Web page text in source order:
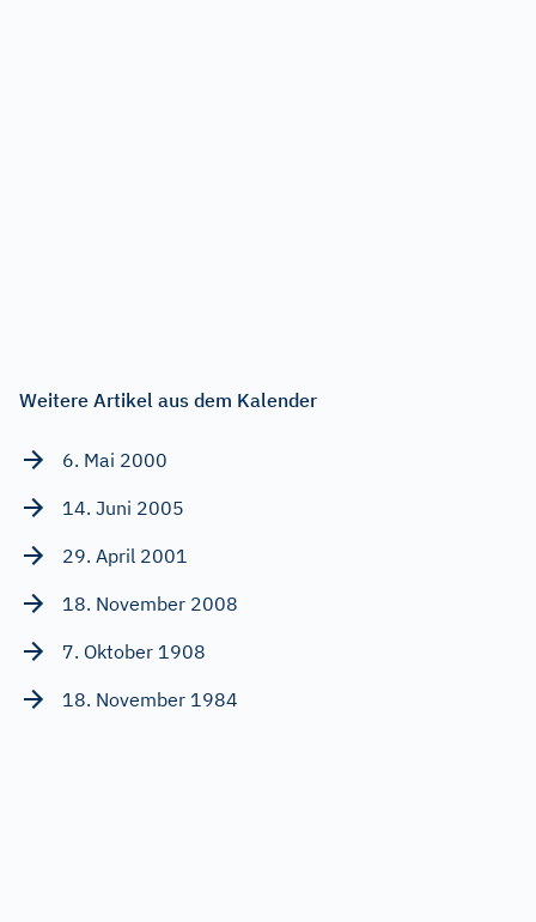
Weitere Artikel aus dem Kalender
6. Mai 2000
14. Juni 2005
29. April 2001
18. November 2008
7. Oktober 1908
18. November 1984